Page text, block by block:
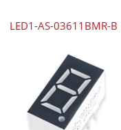
LED1-AS-03611BMR-B